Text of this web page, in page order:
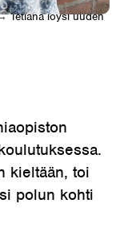
Tetiana löysi uuden
kieltään, toi
polun kohti